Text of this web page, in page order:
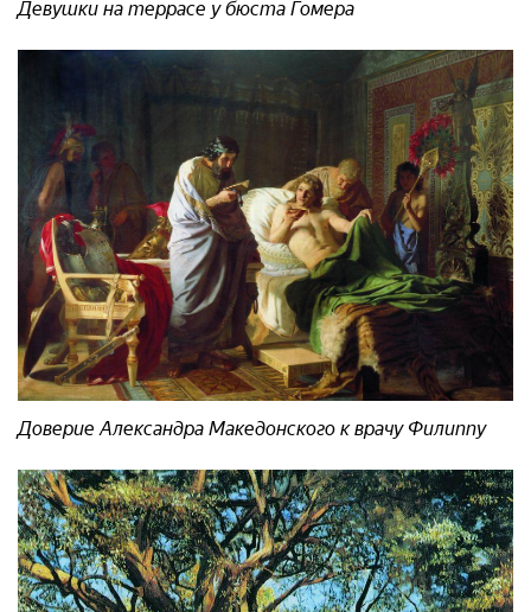
Девушки на террасе у бюста Гомера
Доверие Александра Македонского к врачу Филиппу